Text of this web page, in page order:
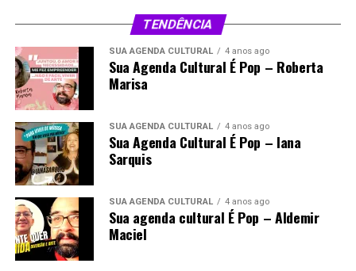
TENDÊNCIA
SUA AGENDA CULTURAL 4 anos ago
Sua Agenda Cultural É Pop – Roberta
Marisa
SUA AGENDA CULTURAL 4 anos ago
Sua Agenda Cultural É Pop – Iana
Sarquis
SUA AGENDA CULTURAL 4 anos ago
Sua agenda cultural É Pop – Aldemir
Maciel